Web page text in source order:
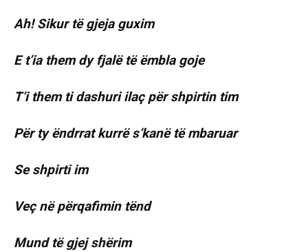
Ah! Sikur të gjeja guxim
E t’ia them dy fjalë të ëmbla goje
T’i them ti dashuri ilaç për shpirtin tim
Për ty ëndrrat kurrë s‘kanë të mbaruar
Se shpirti im
Veç në përqafimin tënd
Mund të gjej shërim